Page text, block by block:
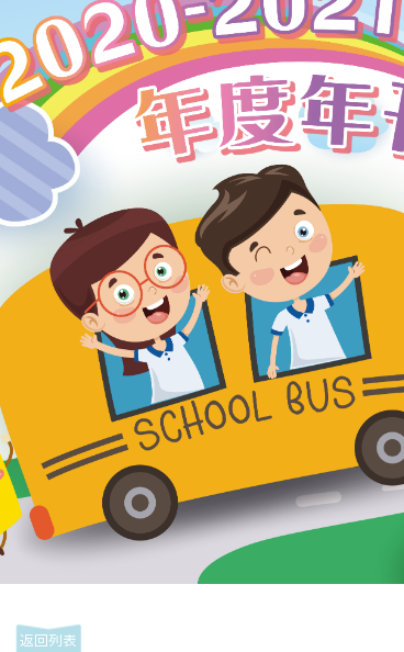
返回列表